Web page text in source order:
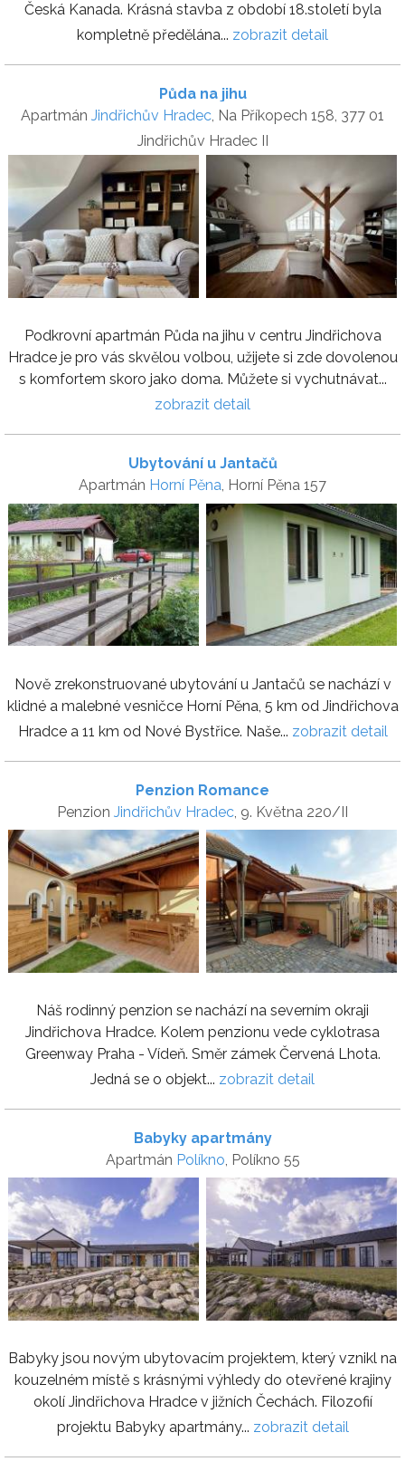
Česká Kanada. Krásná stavba z období 18.století byla
kompletně předělána... zobrazit detail
Půda na jihu
Apartmán Jindřichův Hradec, Na Příkopech 158, 377 01
Jindřichův Hradec II
Podkrovní apartmán Půda na jihu v centru Jindřichova
Hradce je pro vás skvělou volbou, užijete si zde dovolenou
s komfortem skoro jako doma. Můžete si vychutnávat...
zobrazit detail
Ubytování u Jantačů
Apartmán Horní Pěna, Horní Pěna 157
Nově zrekonstruované ubytování u Jantačů se nachází v
klidné a malebné vesničce Horní Pěna, 5 km od Jindřichova
Hradce a 11 km od Nové Bystřice. Naše... zobrazit detail
Penzion Romance
Penzion Jindřichův Hradec , 9. Května 220/II
Náš rodinný penzion se nachází na severním okraji
Jindřichova Hradce. Kolem penzionu vede cyklotrasa
Greenway Praha - Vídeň. Směr zámek Červená Lhota.
Jedná se o objekt... zobrazit detail
Babyky apartmány
Apartmán Políkno, Políkno 55
Babyky jsou novým ubytovacím projektem, který vznikl na
kouzelném místě s krásnými výhledy do otevřené krajiny
okolí Jindřichova Hradce v jižních Čechách. Filozofií
projektu Babyky apartmány... zobrazit detail